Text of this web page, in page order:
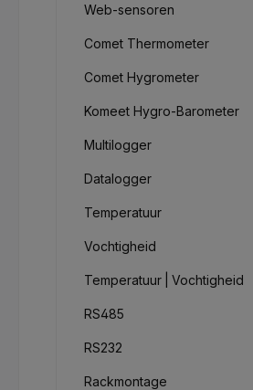
Web-sensoren
Comet Thermometer
Comet Hygrometer
Komeet Hygro-Barometer
Multilogger
Datalogger
Temperatuur
Vochtigheid
Temperatuur | Vochtigheid
RS485
RS232
Rackmontage